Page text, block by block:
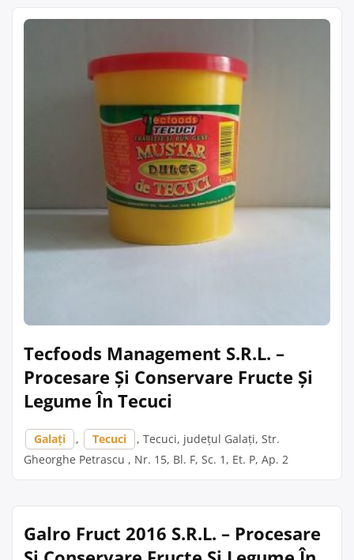
Tecfoods Management S.R.L. –
Procesare Și Conservare Fructe Și
Legume În Tecuci
Galați , Tecuci
, Tecuci, județul Galați, Str.
Gheorghe Petrascu , Nr. 15, Bl. F, Sc. 1, Et. P, Ap. 2
Galro Fruct 2016 S.R.L. – Procesare